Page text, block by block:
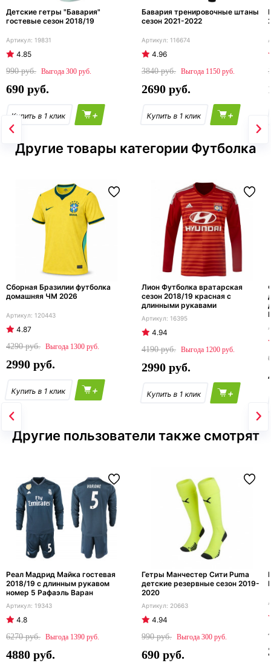
Детские гетры "Бавария"
гостевые сезон 2018/19
19831
4.85
990
300
690
+
Бавария тренировочные штаны
сезон 2021-2022
116674
4.96
3840
1150
2690
+
Другие товары категории Футболка
Сборная Бразилии футболка
домашняя ЧМ 2026
120443
4.87
4290
1300
2990
+
Лион Футболка вратарская
сезон 2018/19 красная с
длинными рукавами
16395
4.94
4190
1200
2990
+
Другие пользователи также смотрят
Реал Мадрид Майка гостевая
2018/19 с длинным рукавом
номер 5 Рафаэль Варан
19343
4.8
6270
1390
4880
Гетры Манчестер Сити Puma
детские резервные сезон 2019-
2020
20663
4.94
990
300
690